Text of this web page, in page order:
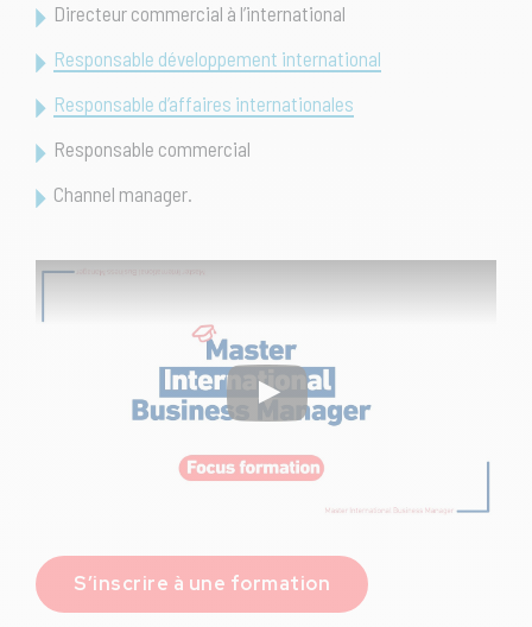
Directeur commercial à l’international
Responsable développement international
Responsable d’affaires internationales
Responsable commercial
Channel manager.
S’inscrire à une formation